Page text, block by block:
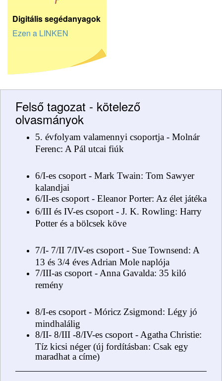
Digitális segédanyagok
Ezen a LINKEN
Felső tagozat - kötelező
olvasmányok
5. évfolyam valamennyi csoportja - Molnár
Ferenc: A Pál utcai fiúk
6/I-es csoport - Mark Twain: Tom Sawyer
kalandjai
6/II-es csoport - Eleanor Porter: Az élet játéka
6/III és IV-es csoport - J. K. Rowling: Harry
Potter és a bölcsek köve
7/I- 7/II 7/IV-es csoport - Sue Townsend: A
13 és 3/4 éves Adrian Mole naplója
7/III-as csoport - Anna Gavalda: 35 kiló
remény
8/I-es csoport - Móricz Zsigmond: Légy jó
mindhalálig
8/II- 8/III -8/IV-es csoport - Agatha Christie:
Tíz kicsi néger (új fordításban: Csak egy
maradhat a címe)